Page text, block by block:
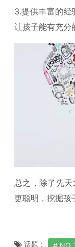
3.提供丰富的经
让孩子能有充分
总之，除了先
更聪明，挖掘孩
话题： NO